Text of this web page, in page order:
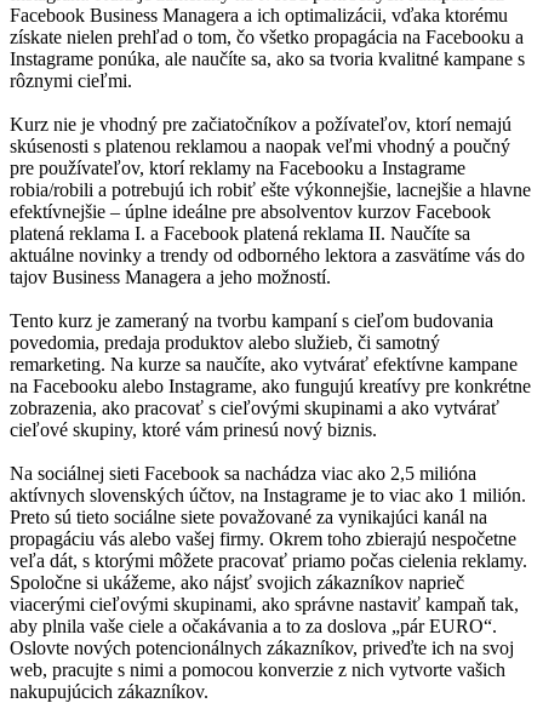
Facebook Business Managera a ich optimalizácii, vďaka ktorému
získate nielen prehľad o tom, čo všetko propagácia na Facebooku a
Instagrame ponúka, ale naučíte sa, ako sa tvoria kvalitné kampane s
rôznymi cieľmi.
Kurz nie je vhodný pre začiatočníkov a požívateľov, ktorí nemajú
skúsenosti s platenou reklamou a naopak veľmi vhodný a poučný
pre používateľov, ktorí reklamy na Facebooku a Instagrame
robia/robili a potrebujú ich robiť ešte výkonnejšie, lacnejšie a hlavne
efektívnejšie – úplne ideálne pre absolventov kurzov Facebook
platená reklama I. a Facebook platená reklama II. Naučíte sa
aktuálne novinky a trendy od odborného lektora a zasvätíme vás do
tajov Business Managera a jeho možností.
Tento kurz je zameraný na tvorbu kampaní s cieľom budovania
povedomia, predaja produktov alebo služieb, či samotný
remarketing. Na kurze sa naučíte, ako vytvárať efektívne kampane
na Facebooku alebo Instagrame, ako fungujú kreatívy pre konkrétne
zobrazenia, ako pracovať s cieľovými skupinami a ako vytvárať
cieľové skupiny, ktoré vám prinesú nový biznis.
Na sociálnej sieti Facebook sa nachádza viac ako 2,5 milióna
aktívnych slovenských účtov, na Instagrame je to viac ako 1 milión.
Preto sú tieto sociálne siete považované za vynikajúci kanál na
propagáciu vás alebo vašej firmy. Okrem toho zbierajú nespočetne
veľa dát, s ktorými môžete pracovať priamo počas cielenia reklamy.
Spoločne si ukážeme, ako nájsť svojich zákazníkov naprieč
viacerými cieľovými skupinami, ako správne nastaviť kampaň tak,
aby plnila vaše ciele a očakávania a to za doslova „pár EURO“.
Oslovte nových potencionálnych zákazníkov, priveďte ich na svoj
web, pracujte s nimi a pomocou konverzie z nich vytvorte vašich
nakupujúcich zákazníkov.